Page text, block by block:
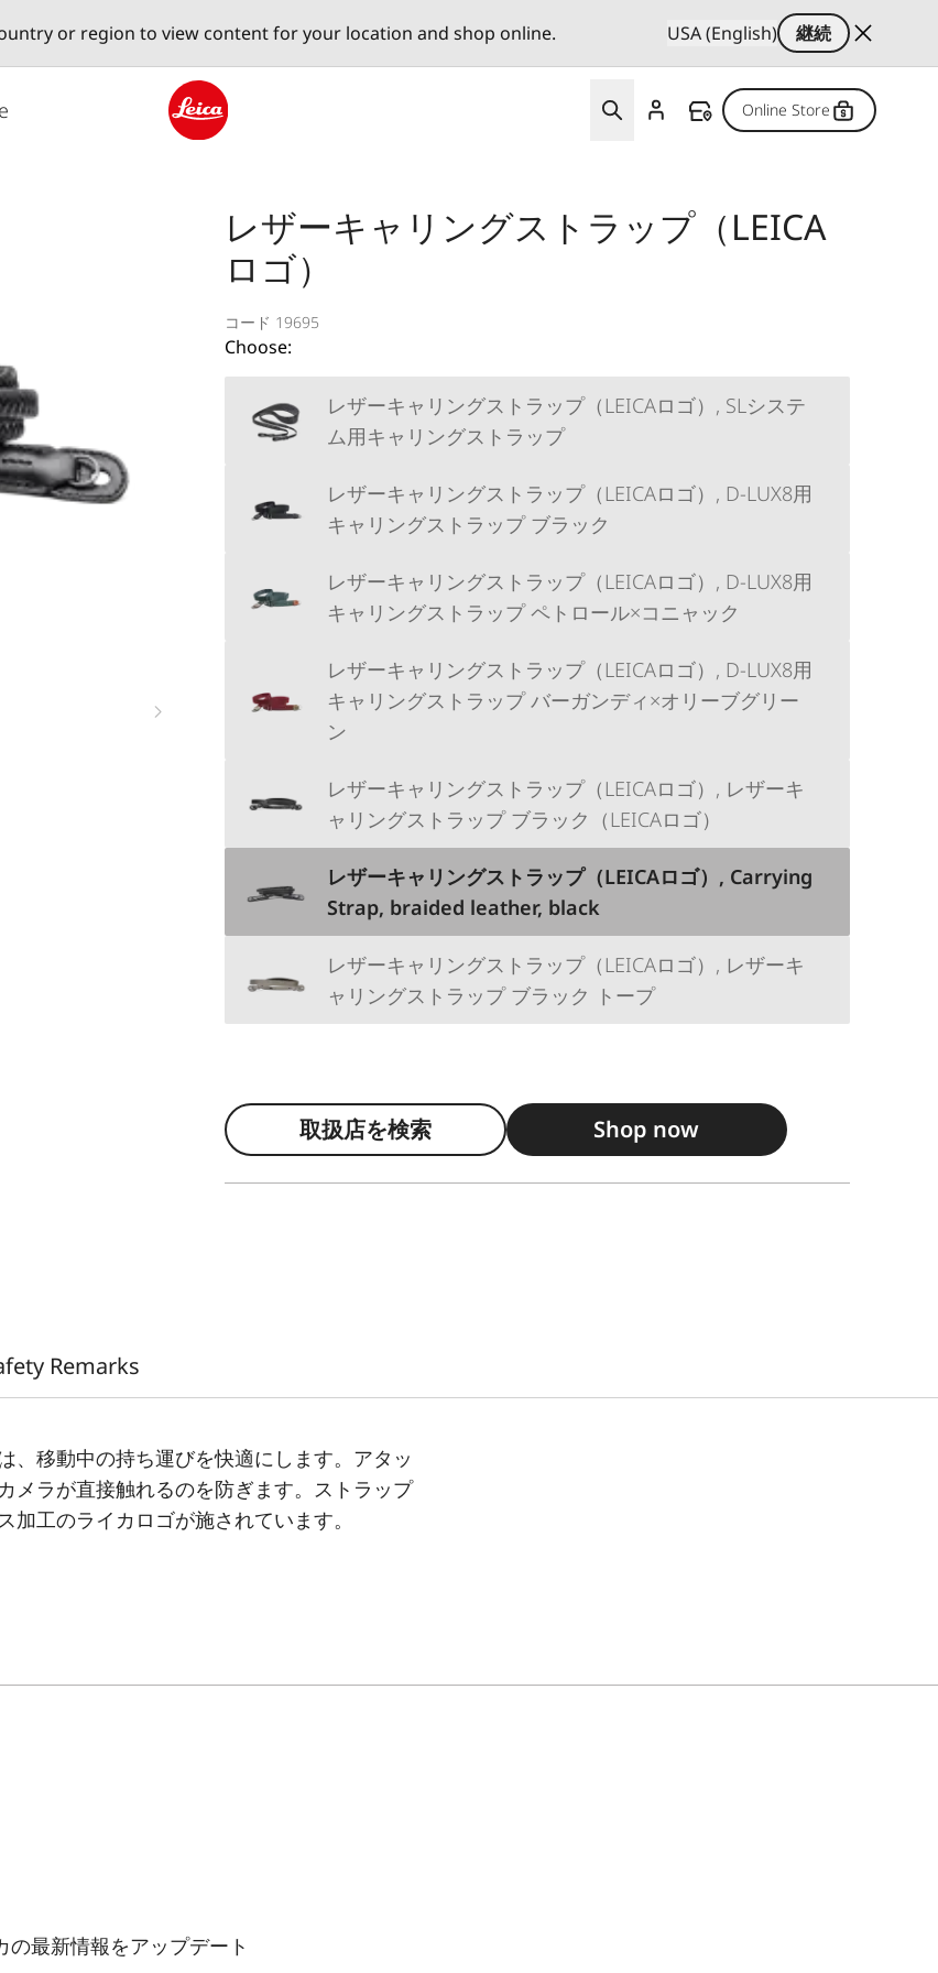
or region to view content for your location and shop online. USA (English)
継続
Online Store
レザーキャリングストラップ（LEICA
ロゴ）
コード 19695
Choose:
レザーキャリングストラップ（LEICAロゴ）, SLシステ
ム用キャリングストラップ
レザーキャリングストラップ（LEICAロゴ）, D-LUX8用
キャリングストラップ ブラック
レザーキャリングストラップ（LEICAロゴ）, D-LUX8用
キャリングストラップ ペトロール×コニャック
レザーキャリングストラップ（LEICAロゴ）, D-LUX8用
キャリングストラップ バーガンディ×オリーブグリー
ン
レザーキャリングストラップ（LEICAロゴ）, レザーキ
ャリングストラップ ブラック（LEICAロゴ）
レザーキャリングストラップ（LEICAロゴ）, Carrying
Strap, braided leather, black
レザーキャリングストラップ（LEICAロゴ）, レザーキ
ャリングストラップ ブラック トープ
取扱店を検索 Shop now
Remarks
、移動中の持ち運びを快適にします。アタッ
メラが直接触れるのを防ぎます。ストラップ
工のライカロゴが施されています。
最新情報をアップデート